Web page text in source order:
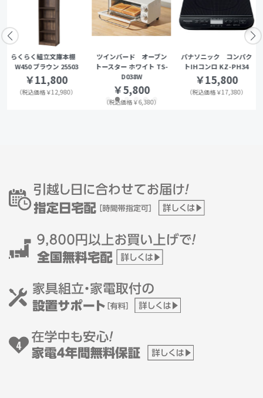
らくらく組立文庫本棚
W450 ブラウン 25503
￥11,800
（税込価格￥12,980）
ツインバード オーブン
トースター ホワイト TS-
D038W
￥5,800
（税込価格￥6,380）
パナソニック コンパク
トIHコンロ KZ-PH34
￥15,800
（税込価格￥17,380）